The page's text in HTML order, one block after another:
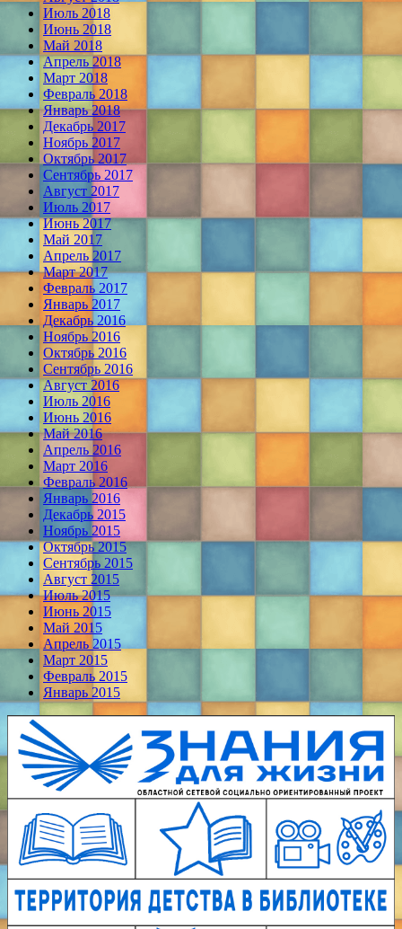
Июль 2018
Июнь 2018
Май 2018
Апрель 2018
Март 2018
Февраль 2018
Январь 2018
Декабрь 2017
Ноябрь 2017
Октябрь 2017
Сентябрь 2017
Август 2017
Июль 2017
Июнь 2017
Май 2017
Апрель 2017
Март 2017
Февраль 2017
Январь 2017
Декабрь 2016
Ноябрь 2016
Октябрь 2016
Сентябрь 2016
Август 2016
Июль 2016
Июнь 2016
Май 2016
Апрель 2016
Март 2016
Февраль 2016
Январь 2016
Декабрь 2015
Ноябрь 2015
Октябрь 2015
Сентябрь 2015
Август 2015
Июль 2015
Июнь 2015
Май 2015
Апрель 2015
Март 2015
Февраль 2015
Январь 2015